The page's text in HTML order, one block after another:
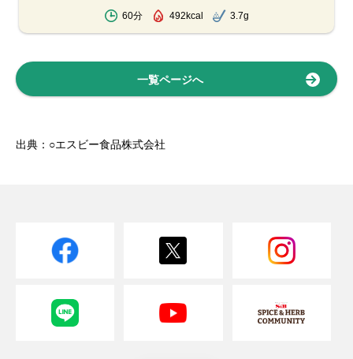
60分 492kcal 3.7g
一覧ページへ
出典：○エスビー食品株式会社